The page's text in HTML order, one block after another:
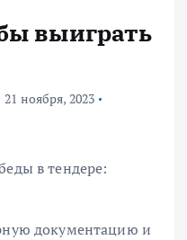
выиграть
21 ноября, 2023
в тендере:
документацию и